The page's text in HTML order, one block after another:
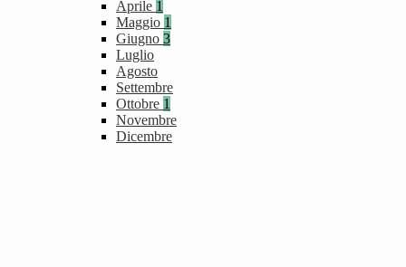
Aprile 1
Maggio 1
Giugno 3
Luglio
Agosto
Settembre
Ottobre 1
Novembre
Dicembre